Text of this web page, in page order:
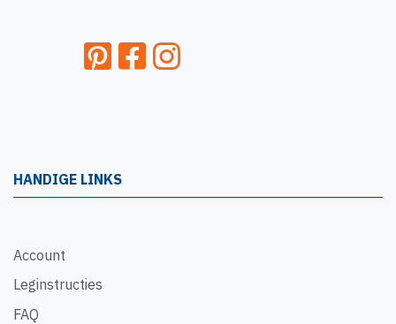
HANDIGE LINKS
Account
Leginstructies
FAQ